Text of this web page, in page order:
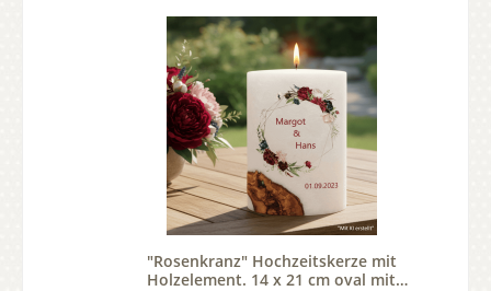
"Rosenkranz" Hochzeitskerze mit
Holzelement. 14 x 21 cm oval mit